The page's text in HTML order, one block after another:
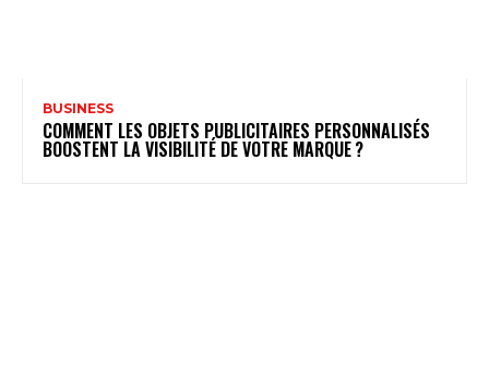
BUSINESS
COMMENT LES OBJETS PUBLICITAIRES PERSONNALISÉS
BOOSTENT LA VISIBILITÉ DE VOTRE MARQUE ?